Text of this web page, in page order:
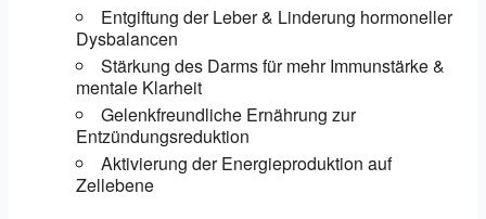
Entgiftung der Leber & Linderung hormoneller
Dysbalancen
Stärkung des Darms für mehr Immunstärke &
mentale Klarheit
Gelenkfreundliche Ernährung zur
Entzündungsreduktion
Aktivierung der Energieproduktion auf
Zellebene